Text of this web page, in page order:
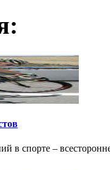
в спорте –